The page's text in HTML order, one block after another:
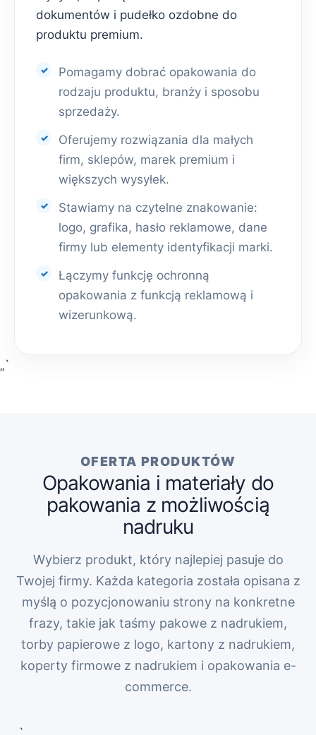
dokumentów i pudełko ozdobne do
produktu premium.
Pomagamy dobrać opakowania do
rodzaju produktu, branży i sposobu
sprzedaży.
Oferujemy rozwiązania dla małych
firm, sklepów, marek premium i
większych wysyłek.
Stawiamy na czytelne znakowanie:
logo, grafika, hasło reklamowe, dane
firmy lub elementy identyfikacji marki.
Łączymy funkcję ochronną
opakowania z funkcją reklamową i
wizerunkową.
„`
OFERTA PRODUKTÓW
Opakowania i materiały do
pakowania z możliwością
nadruku
Wybierz produkt, który najlepiej pasuje do
Twojej firmy. Każda kategoria została opisana z
myślą o pozycjonowaniu strony na konkretne
frazy, takie jak taśmy pakowe z nadrukiem,
torby papierowe z logo, kartony z nadrukiem,
koperty firmowe z nadrukiem i opakowania e-
commerce.